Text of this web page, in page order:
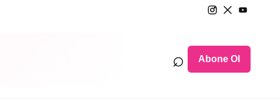
⌕ Abone Ol